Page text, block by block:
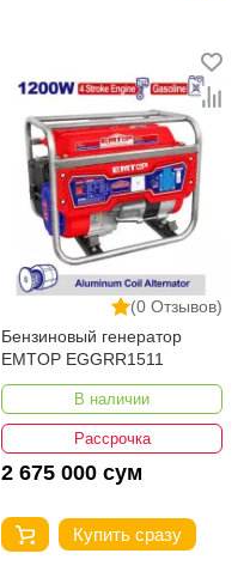
(0 Отзывов)
Бензиновый генератор
EMTOP EGGRR1511
В наличии
Рассрочка
2 675 000 сум
Купить сразу